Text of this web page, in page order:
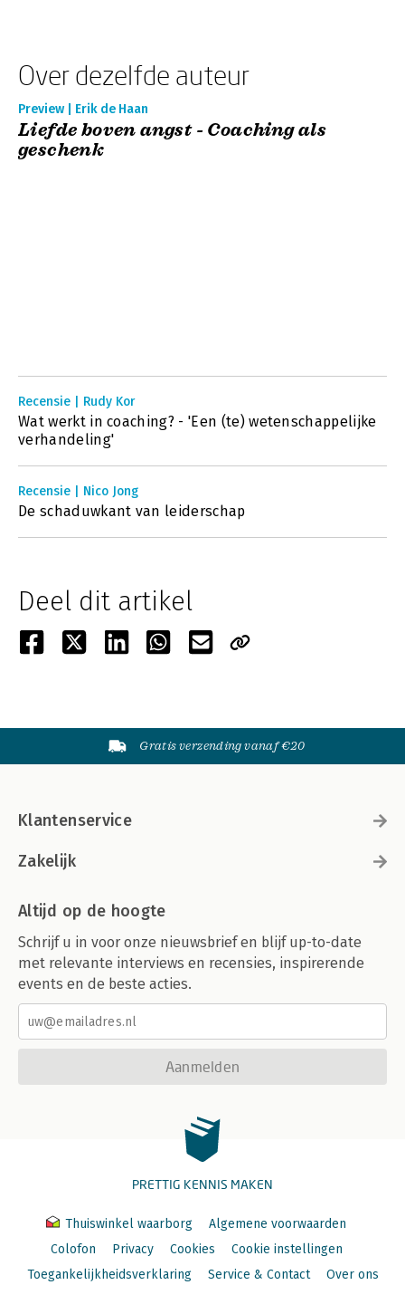
Over dezelfde auteur
Preview | Erik de Haan
Liefde boven angst - Coaching als
geschenk
Recensie | Rudy Kor
Wat werkt in coaching? - 'Een (te) wetenschappelijke
verhandeling'
Recensie | Nico Jong
De schaduwkant van leiderschap
Deel dit artikel
Gratis verzending vanaf €20
Klantenservice
Zakelijk
Altijd op de hoogte
Schrijf u in voor onze nieuwsbrief en blijf up-to-date
met relevante interviews en recensies, inspirerende
events en de beste acties.
Aanmelden
PRETTIG KENNIS MAKEN
Thuiswinkel waarborg
Algemene voorwaarden
Colofon
Privacy Cookies
Cookie instellingen
Toegankelijkheidsverklaring
Service & Contact Over ons